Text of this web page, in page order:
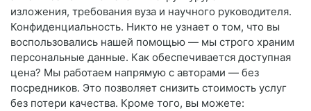
изложения, требования вуза и научного руководителя.
Конфиденциальность. Никто не узнает о том, что вы
воспользовались нашей помощью — мы строго храним
персональные данные. Как обеспечивается доступная
цена? Мы работаем напрямую с авторами — без
посредников. Это позволяет снизить стоимость услуг
без потери качества. Кроме того, вы можете: